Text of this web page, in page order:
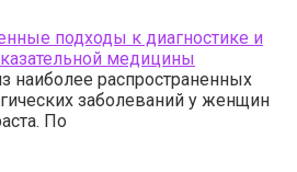
подходы к диагностике и
медицины
наиболее распространенных
заболеваний у женщин
По